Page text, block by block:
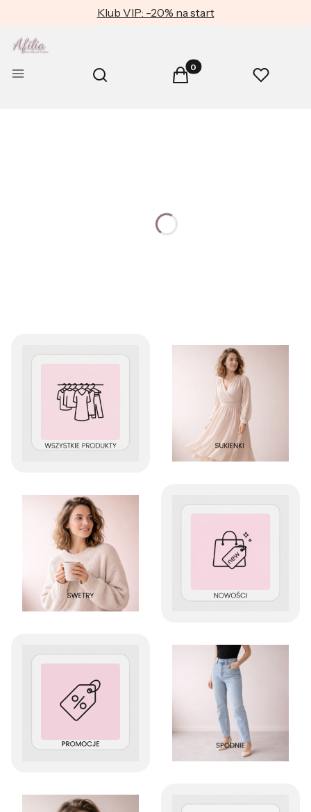
Klub VIP: -20% na start
Menu Otwórz wyszukiwarkę
Szukaj Produkty w koszyku: 0.
Koszyk Ulubione